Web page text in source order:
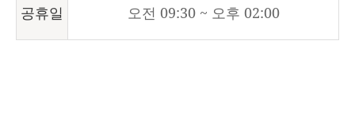
공휴일 오전 09:30 ~ 오후 02:00